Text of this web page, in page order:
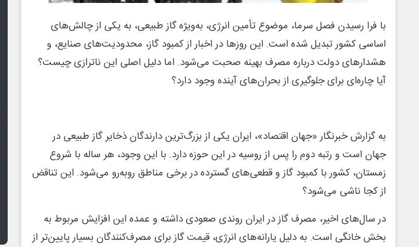
با فرا رسیدن فصل سرما، موضوع تأمین انرژی، به‌ویژه گاز طبیعی، به یکی از چالش‌های
اساسی کشور تبدیل شده است. این روزها در اخبار از کمبود گاز، محدودیت‌های صنایع، و
هشدارهای دولت درباره مصرف بهینه صحبت می‌شود. اما دلیل اصلی این ناترازی چیست؟
آیا چاره‌ای برای جلوگیری از بحران‌های آینده وجود دارد؟
به گزارش خبرنگار «جهان اقتصاد»، ایران یکی از بزرگ‌ترین دارندگان ذخایر گاز طبیعی در
جهان است و رتبه دوم را پس از روسیه در این حوزه دارد. با این وجود، هر ساله با شروع
زمستان، کشور با کمبود گاز و قطعی‌های گسترده در برخی مناطق روبه‌رو می‌شود. این تناقض
از کجا ناشی می‌شود؟
در سال‌های اخیر، مصرف گاز در ایران روندی صعودی داشته و عمده این افزایش مربوط به
بخش خانگی است. به دلیل یارانه‌های انرژی، قیمت گاز برای مصرف‌کنندگان بسیار پایین‌تر از